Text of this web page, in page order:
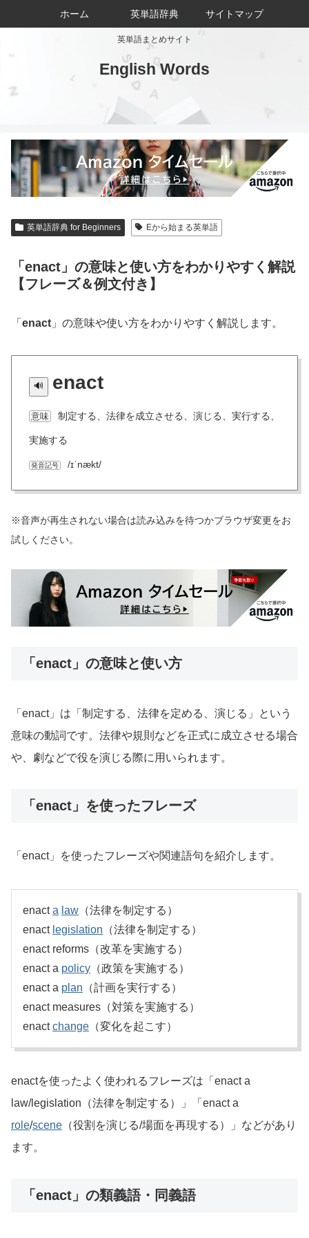
英単語まとめサイト
English Words
ホーム 英単語辞典 サイトマップ
英単語辞典 for Beginners Eから始まる英単語
「enact」の意味と使い方をわかりやすく解説
【フレーズ＆例文付き】
「 enact 」の意味や使い方をわかりやすく解説します。
enact
意味 制定する、法律を成立させる、演じる、実行する、
実施する
発音記号 /ɪˈnækt/
※音声が再生されない場合は読み込みを待つかブラウザ変更をお
試しください。
「enact」の意味と使い方
「enact」は「制定する、法律を定める、演じる」という
意味の動詞です。法律や規則などを正式に成立させる場合
や、劇などで役を演じる際に用いられます。
「enact」を使ったフレーズ
「enact」を使ったフレーズや関連語句を紹介します。
enacta law （法律を制定する）
enact legislation （法律を制定する）
enact reforms（改革を実施する）
enact a policy （政策を実施する）
enact a plan （計画を実行する）
enact measures（対策を実施する）
enactchange （変化を起こす）
enactを使ったよく使われるフレーズは「enact a
law/legislation（法律を制定する）」「enact a
role/scene （役割を演じる/場面を再現する）」などがあり
ます。
「enact」の類義語・同義語